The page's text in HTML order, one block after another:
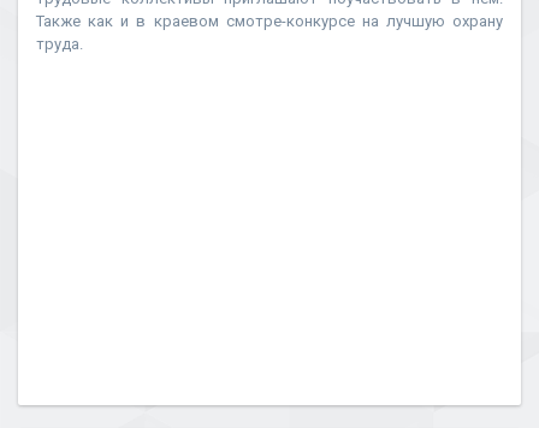
Также как и в краевом смотре-конкурсе на лучшую охрану
труда.